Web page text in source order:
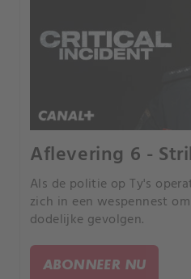
Aflevering 6 -
Als de politie op Ty's
zich in een wespennest
dodelijke gevolgen.
ABONNEER NU